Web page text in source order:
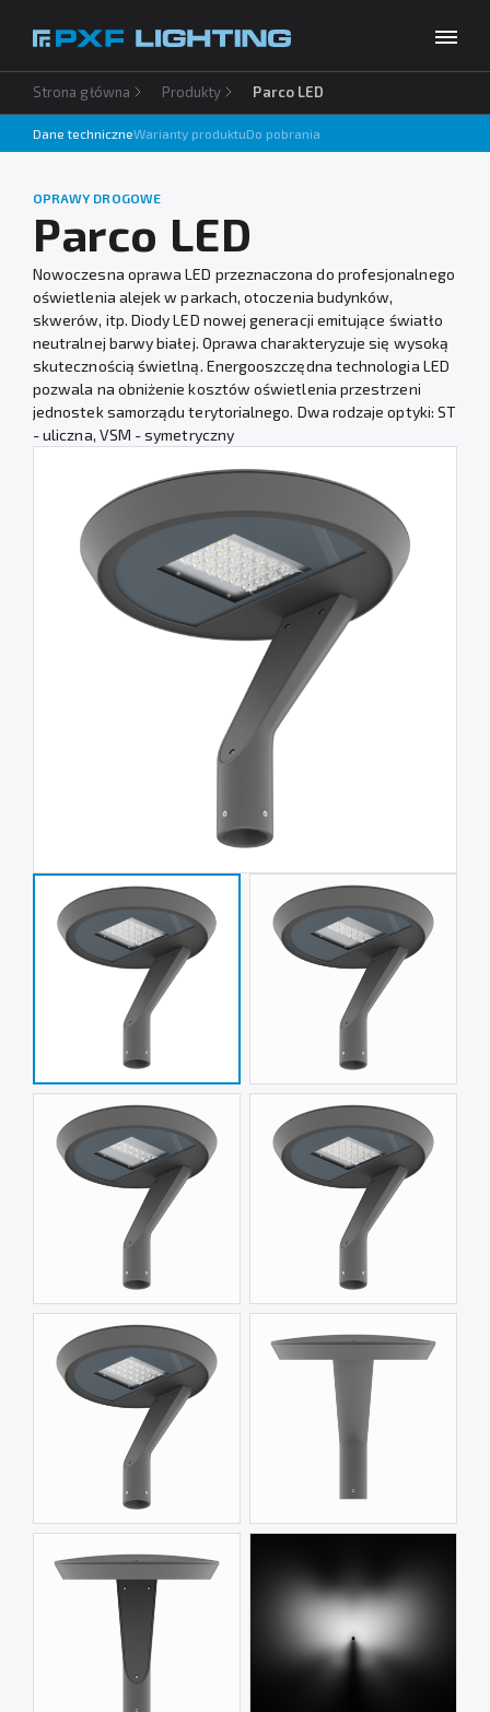
Produkty
Inspiracje
Usługi
Baza wiedzy
O firmie
Do pobrania
Kontakt
Strona główna Produkty Parco LED
Dane techniczneWarianty produktuDo pobrania
OPRAWY DROGOWE
Parco LED
Nowoczesna oprawa LED przeznaczona do profesjonalnego
oświetlenia alejek w parkach, otoczenia budynków,
skwerów, itp. Diody LED nowej generacji emitujące światło
neutralnej barwy białej. Oprawa charakteryzuje się wysoką
skutecznością świetlną. Energooszczędna technologia LED
pozwala na obniżenie kosztów oświetlenia przestrzeni
jednostek samorządu terytorialnego. Dwa rodzaje optyki: ST
- uliczna, VSM - symetryczny